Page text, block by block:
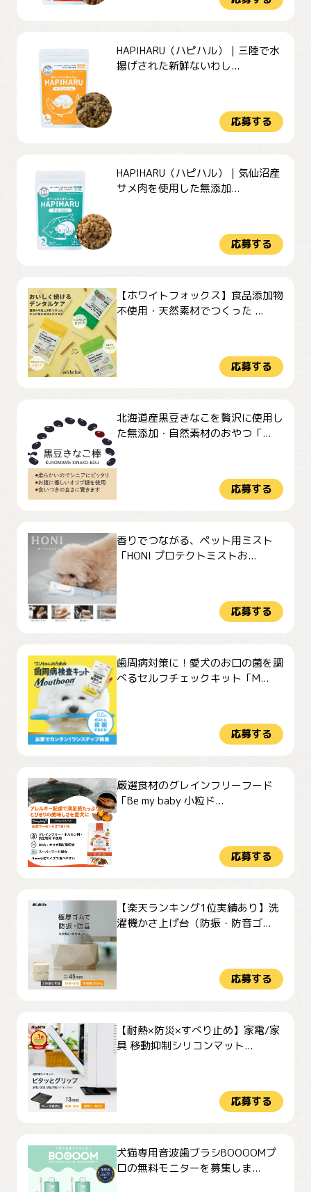
HAPIHARU（ハピハル）｜三陸で水
揚げされた新鮮ないわし...
応募する
HAPIHARU（ハピハル）｜気仙沼産
サメ肉を使用した無添加...
応募する
【ホワイトフォックス】食品添加物
不使用・天然素材でつくった ...
応募する
北海道産黒豆きなこを贅沢に使用し
た無添加・自然素材のおやつ「...
応募する
香りでつながる、ペット用ミスト
「HONI プロテクトミストお...
応募する
歯周病対策に！愛犬のお口の菌を調
べるセルフチェックキット「M...
応募する
厳選食材のグレインフリーフード
「Be my baby 小粒ド...
応募する
【楽天ランキング1位実績あり】洗
濯機かさ上げ台（防振・防音ゴ...
応募する
【耐熱×防災×すべり止め】家電/家
具 移動抑制シリコンマット...
応募する
犬猫専用音波歯ブラシBOOOOMプ
ロの無料モニターを募集しま...